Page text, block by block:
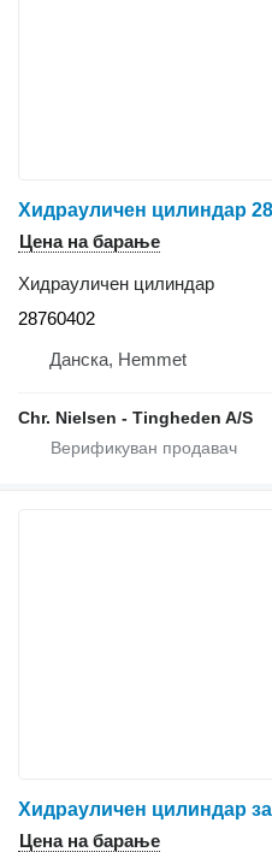
Цена на барање
Хидрауличен цилиндар
28760402
Данска, Hemmet
Chr. Nielsen - Tingheden A/S
Цена на барање